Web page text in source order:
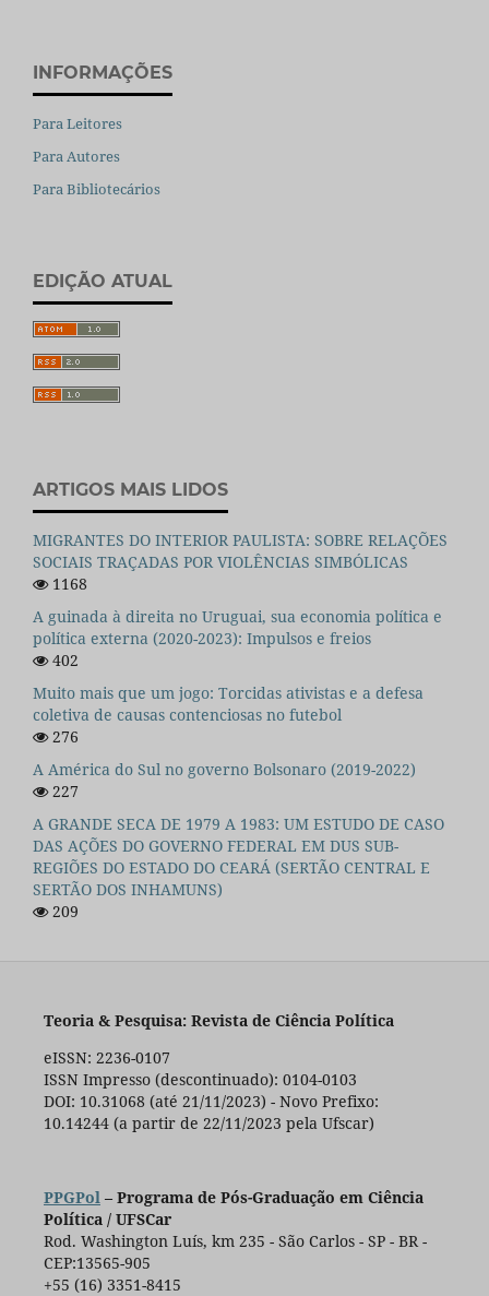
INFORMAÇÕES
Para Leitores
Para Autores
Para Bibliotecários
EDIÇÃO ATUAL
ARTIGOS MAIS LIDOS
MIGRANTES DO INTERIOR PAULISTA: SOBRE RELAÇÕES
SOCIAIS TRAÇADAS POR VIOLÊNCIAS SIMBÓLICAS
1168
A guinada à direita no Uruguai, sua economia política e
política externa (2020-2023): Impulsos e freios
402
Muito mais que um jogo: Torcidas ativistas e a defesa
coletiva de causas contenciosas no futebol
276
A América do Sul no governo Bolsonaro (2019-2022)
227
A GRANDE SECA DE 1979 A 1983: UM ESTUDO DE CASO
DAS AÇÕES DO GOVERNO FEDERAL EM DUS SUB-
REGIÕES DO ESTADO DO CEARÁ (SERTÃO CENTRAL E
SERTÃO DOS INHAMUNS)
209
Teoria & Pesquisa: Revista de Ciência Política
eISSN: 2236-0107
ISSN Impresso (descontinuado): 0104-0103
DOI: 10.31068 (até 21/11/2023) - Novo Prefixo:
10.14244 (a partir de 22/11/2023 pela Ufscar)
PPGPol – Programa de Pós-Graduação em Ciência
Política / UFSCar
Rod. Washington Luís, km 235 - São Carlos - SP - BR -
CEP:13565-905
+55 (16) 3351-8415